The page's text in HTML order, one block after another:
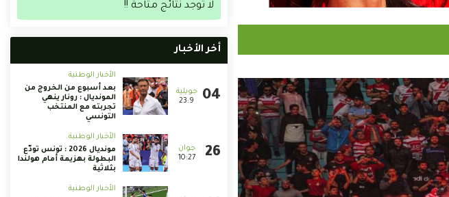
لا توجد نتائج متاحة !!
أخر الأخبار
23:9
الأخبار الوطنية
بعد أسبوع من الخروج من
المونديال : رونار ينهي
تجربته مع المنتخب
التونسي
10:27
الأخبار الوطنية
مونديال 2026 : تونس تودّع
البطولة بهزيمة أمام هولندا
بثلاثية
الأخبار الوطنية